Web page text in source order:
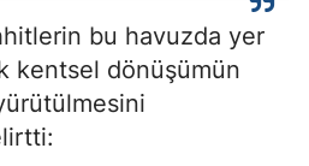
bu havuzda yer
kentsel dönüşümün